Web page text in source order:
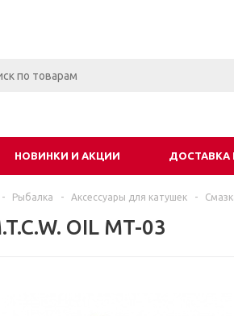
НОВИНКИ И АКЦИИ ДОСТАВКА
- Рыбалка - Аксессуары для катушек -
OIL MT-03